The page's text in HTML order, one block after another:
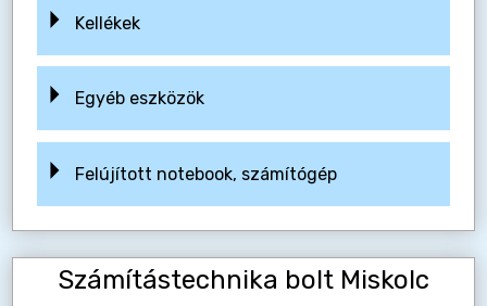
Kellékek
Egyéb eszközök
Felújított notebook, számítógép
Számítástechnika bolt Miskolc